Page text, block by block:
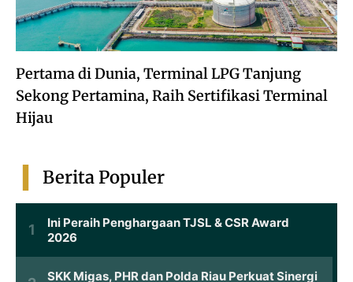
Pertama di Dunia, Terminal LPG Tanjung
Sekong Pertamina, Raih Sertifikasi Terminal
Hijau
Berita Populer